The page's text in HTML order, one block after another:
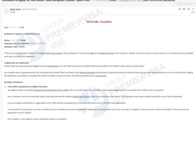
494一共有4個步驟「RCB>SBS>提名>簽證申
請」需要每個步驟都獲得批准，最後才可以獲得
494簽證。